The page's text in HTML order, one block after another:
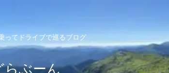
ってドライブで巡るブログ
らぶーん